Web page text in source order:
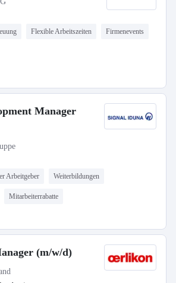
Flexible Arbeitszeiten Firmenevents
Manager
Arbeitgeber Weiterbildungen
Mitarbeiterrabatte
(m/w/d)